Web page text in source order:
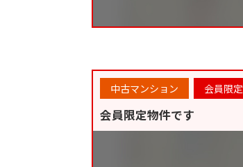
中古マンション 会員限定
会員限定物件です